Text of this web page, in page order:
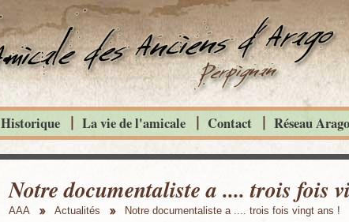
Notre documentaliste a .... trois fois
AAA Actualités Notre documentaliste a .... trois fois vingt ans !
Historique La vie de l'amicale Contact Réseau